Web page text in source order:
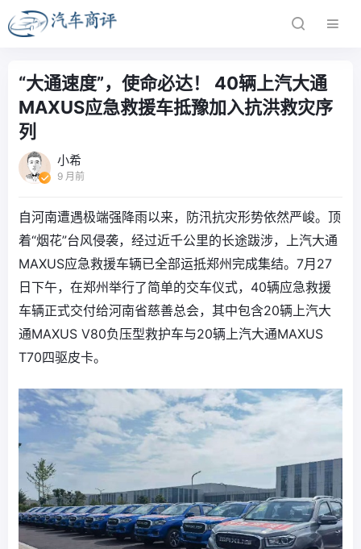
“大通速度”，使命必达！ 40辆上汽大通
MAXUS应急救援车抵豫加入抗洪救灾序
列
小希
9 月前
自河南遭遇极端强降雨以来，防汛抗灾形势依然严峻。顶
着“烟花”台风侵袭，经过近千公里的长途跋涉，上汽大通
MAXUS应急救援车辆已全部运抵郑州完成集结。7月27
日下午，在郑州举行了简单的交车仪式，40辆应急救援
车辆正式交付给河南省慈善总会，其中包含20辆上汽大
通MAXUS V80负压型救护车与20辆上汽大通MAXUS
T70四驱皮卡。